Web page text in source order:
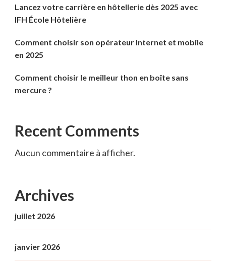
Lancez votre carrière en hôtellerie dès 2025 avec
IFH École Hôtelière
Comment choisir son opérateur Internet et mobile
en 2025
Comment choisir le meilleur thon en boîte sans
mercure ?
Recent Comments
Aucun commentaire à afficher.
Archives
juillet 2026
janvier 2026